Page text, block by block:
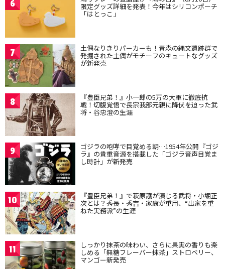
6 限定グッズ詳細を発表！今年はシリコンポーチ
「はとっこ」
7 土偶なりきりパーカーも！青森の縄文遺跡群で
発掘された土偶がモチーフのキュートなグッズ
が新発売
8 『豊臣兄弟！』小一郎の5万の大軍に徹底抗
戦！切腹覚悟で長宗我部元親に降伏を迫った武
将・谷忠澄の生涯
9 ゴジラの咆哮で目覚める朝…1954年公開『ゴジ
ラ』の貴重音源を搭載した「ゴジラ音声目覚ま
し時計」が新発売
10 『豊臣兄弟！』で萩原護が演じる武将・小堀正
次とは？秀長・秀吉・家康が重用、“出家を重
ねた実務派”の生涯
11 しっかり抹茶の味わい、さらに果実の香りも楽
しめる「無糖フレーバー抹茶」ストロベリー、
マンゴー新発売